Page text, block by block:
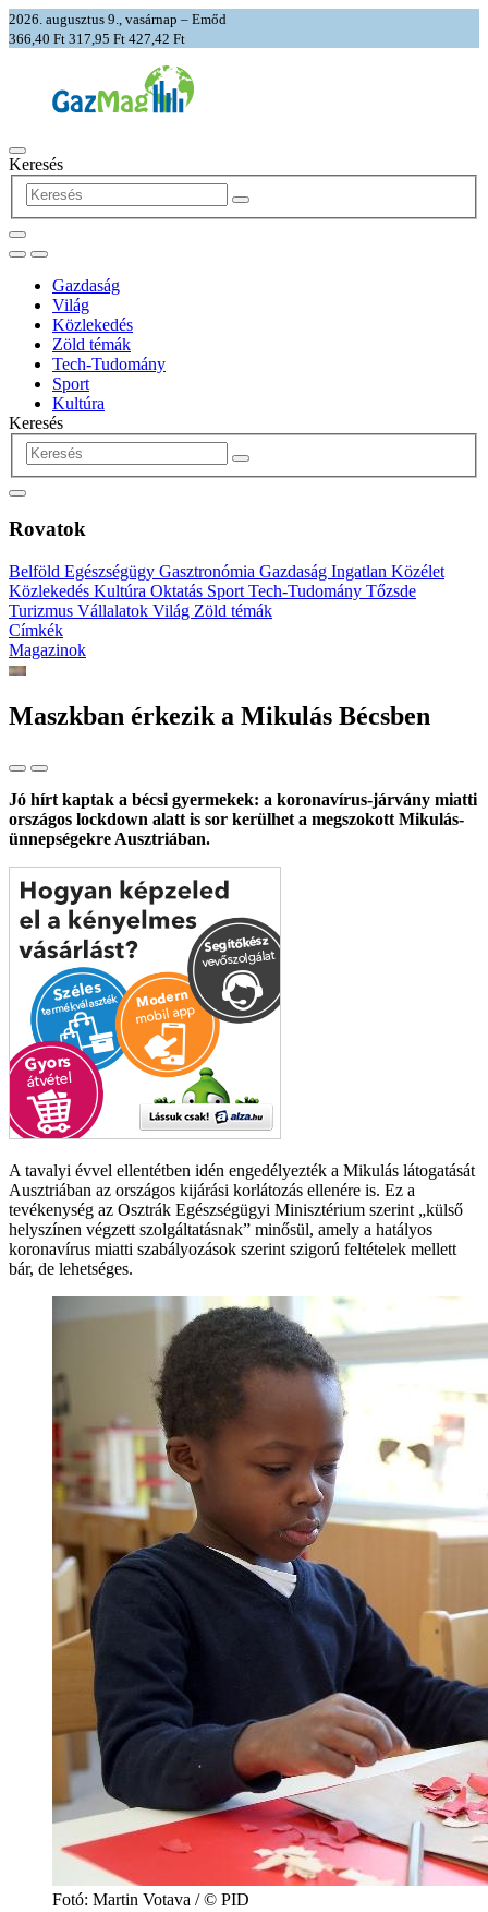
2026. augusztus 9., vasárnap – Emőd
366,40 Ft 317,95 Ft 427,42 Ft
Keresés
Gazdaság
Világ
Közlekedés
Zöld témák
Tech-Tudomány
Sport
Kultúra
Keresés
Rovatok
Belföld Egészségügy Gasztronómia Gazdaság Ingatlan Közélet
Közlekedés Kultúra Oktatás Sport Tech-Tudomány Tőzsde
Turizmus Vállalatok Világ Zöld témák
Címkék
Magazinok
Maszkban érkezik a Mikulás Bécsben
Jó hírt kaptak a bécsi gyermekek: a koronavírus-járvány miatti
országos lockdown alatt is sor kerülhet a megszokott Mikulás-
ünnepségekre Ausztriában.
A tavalyi évvel ellentétben idén engedélyezték a Mikulás látogatását
Ausztriában az országos kijárási korlátozás ellenére is. Ez a
tevékenység az Osztrák Egészségügyi Minisztérium szerint „külső
helyszínen végzett szolgáltatásnak” minősül, amely a hatályos
koronavírus miatti szabályozások szerint szigorú feltételek mellett
bár, de lehetséges.
Fotó: Martin Votava / © PID